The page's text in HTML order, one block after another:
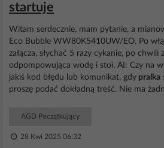
startuje
Witam serdecznie, mam pytanie, a
Eco Bubble WW80K5410UW/EO. Po
załącza, słychać 5 razy cykanie, po chwili
odpompowująca wodę i stoi. AI: Czy na
jakiś kod błędu lub komunikat, gdy pralka
proszę podać dokładną treść. Nie ma
AGD Początkujący
28 Kwi 2025 06:32